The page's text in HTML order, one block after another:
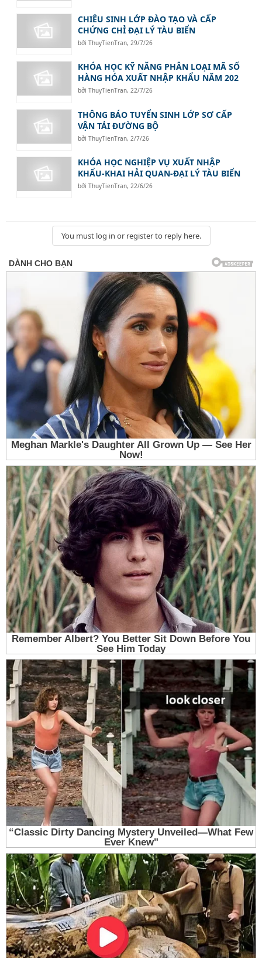
CHIÊU SINH LỚP ĐÀO TẠO VÀ CẤP
CHỨNG CHỈ ĐẠI LÝ TÀU BIỂN
bởiThuyTienTran,29/7/26
KHÓA HỌC KỸ NĂNG PHÂN LOẠI MÃ SỐ
HÀNG HÓA XUẤT NHẬP KHẨU NĂM 202
bởiThuyTienTran,22/7/26
THÔNG BÁO TUYỂN SINH LỚP SƠ CẤP
VẬN TẢI ĐƯỜNG BỘ
bởiThuyTienTran, 2/7/26
KHÓA HỌC NGHIỆP VỤ XUẤT NHẬP
KHẨU-KHAI HẢI QUAN-ĐẠI LÝ TÀU BIỂN
bởiThuyTienTran, 22/6/26
You must log in or register to reply here.